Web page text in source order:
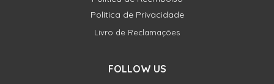
Política de Privacidade
Livro de Reclamações
FOLLOW US